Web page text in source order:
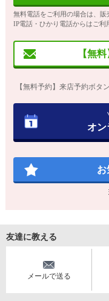
無料電話をご利用の場合は、販
IP電話・ひかり電話からはご利
【無
【無料予約】来店予約ボタ
オン
お
友達に教える
メールで送る